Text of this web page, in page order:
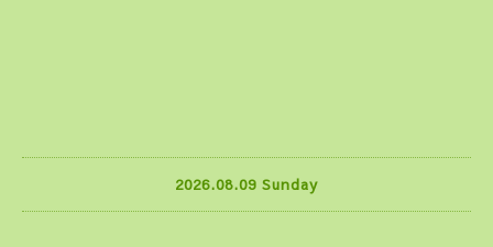
2026.08.09 Sunday